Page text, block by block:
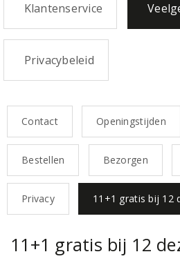
Klantenservice
Privacybeleid
Contact Openingstijden
Bestellen Bezorgen
Privacy 11+1 gratis bij 12
11+1 gratis bij 12